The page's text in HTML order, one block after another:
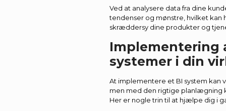
Ved at analysere data fra dine
tendenser og mønstre, hvilket
skræddersy dine produkter og
Implementering
systemer i din
At implementere et BI system kan
men med den rigtige planlægning
Her er nogle trin til at hjælpe dig i